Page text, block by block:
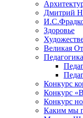
Дмитрий
Здоровье
Великая
Конкурс
Конкурс
Конкурс
Каким мы